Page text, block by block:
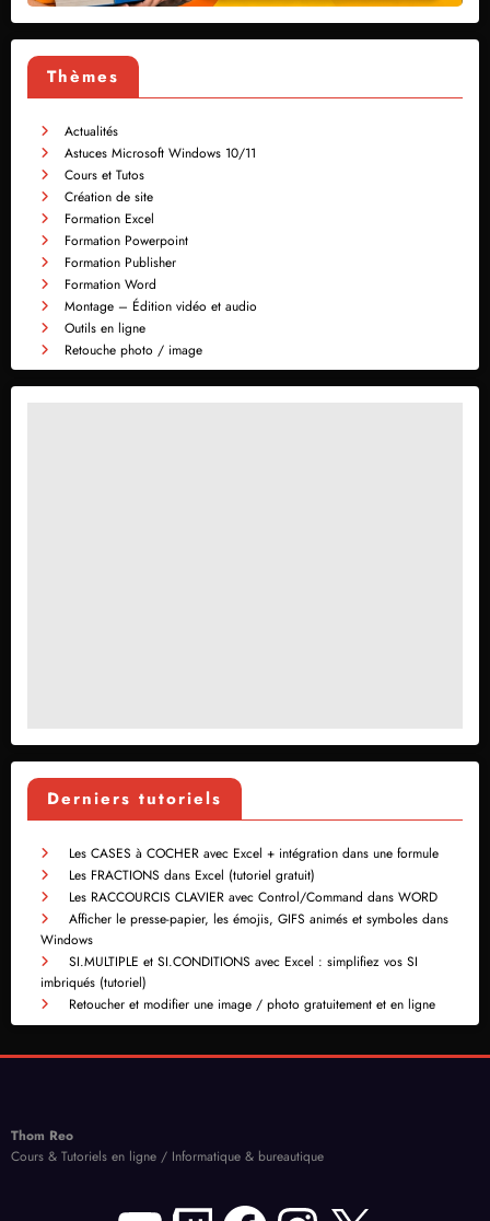
Thèmes
Actualités
Astuces Microsoft Windows 10/11
Cours et Tutos
Création de site
Formation Excel
Formation Powerpoint
Formation Publisher
Formation Word
Montage – Édition vidéo et audio
Outils en ligne
Retouche photo / image
Derniers tutoriels
Les CASES à COCHER avec Excel + intégration dans une formule
Les FRACTIONS dans Excel (tutoriel gratuit)
Les RACCOURCIS CLAVIER avec Control/Command dans WORD
Afficher le presse-papier, les émojis, GIFS animés et symboles dans
Windows
SI.MULTIPLE et SI.CONDITIONS avec Excel : simplifiez vos SI
imbriqués (tutoriel)
Retoucher et modifier une image / photo gratuitement et en ligne
Thom Reo
Cours & Tutoriels en ligne / Informatique & bureautique